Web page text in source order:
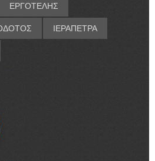
ΕΡΓΟΤΕΛΗΣ
ΙΕΡΑΠΕΤΡΑ